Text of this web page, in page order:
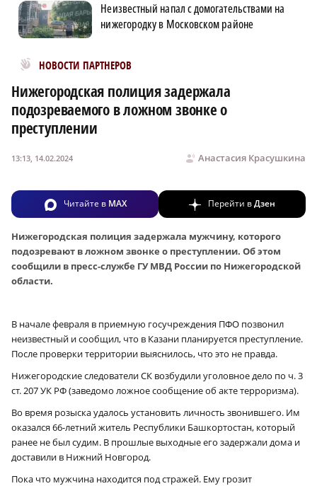
Неизвестный напал с домогательствами на
нижегородку в Московском районе
НОВОСТИ ПАРТНЕРОВ
Новости МирТесен
Нижегородская полиция задержала
подозреваемого в ложном звонке о
преступлении
Анастасия Красушкина
13:13, 14.02.2024
Читайте в MAX Перейти вДзен
Нижегородская полиция задержала мужчину, которого
подозревают в ложном звонке о преступлении. Об этом
сообщили в пресс-службе ГУ МВД России по Нижегородской
области.
В начале февраля в приемную госучреждения ПФО позвонил
неизвестный и сообщил, что в Казани планируется преступление.
После проверки территории выяснилось, что это не правда.
Нижегородские следователи СК возбудили уголовное дело по ч. 3
ст. 207 УК РФ (заведомо ложное сообщение об акте терроризма).
Во время розыска удалось установить личность звонившего. Им
оказался 66-летний житель Республики Башкортостан, который
ранее не был судим. В прошлые выходные его задержали дома и
доставили в Нижний Новгород.
Пока что мужчина находится под стражей. Ему грозит